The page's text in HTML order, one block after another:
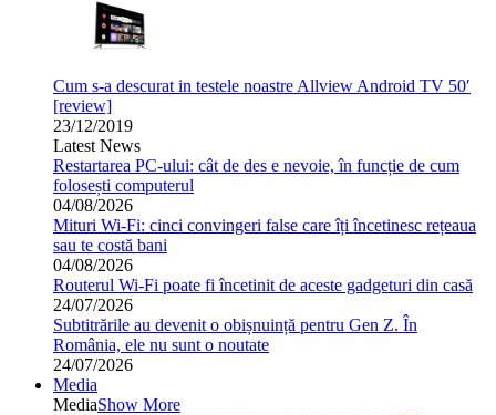
Cum s-a descurat in testele noastre Allview Android TV 50′
[review]
23/12/2019
Latest News
Restartarea PC-ului: cât de des e nevoie, în funcție de cum
folosești computerul
04/08/2026
Mituri Wi-Fi: cinci convingeri false care îți încetinesc rețeaua
sau te costă bani
04/08/2026
Routerul Wi-Fi poate fi încetinit de aceste gadgeturi din casă
24/07/2026
Subtitrările au devenit o obișnuință pentru Gen Z. În
România, ele nu sunt o noutate
24/07/2026
Media
MediaShow More